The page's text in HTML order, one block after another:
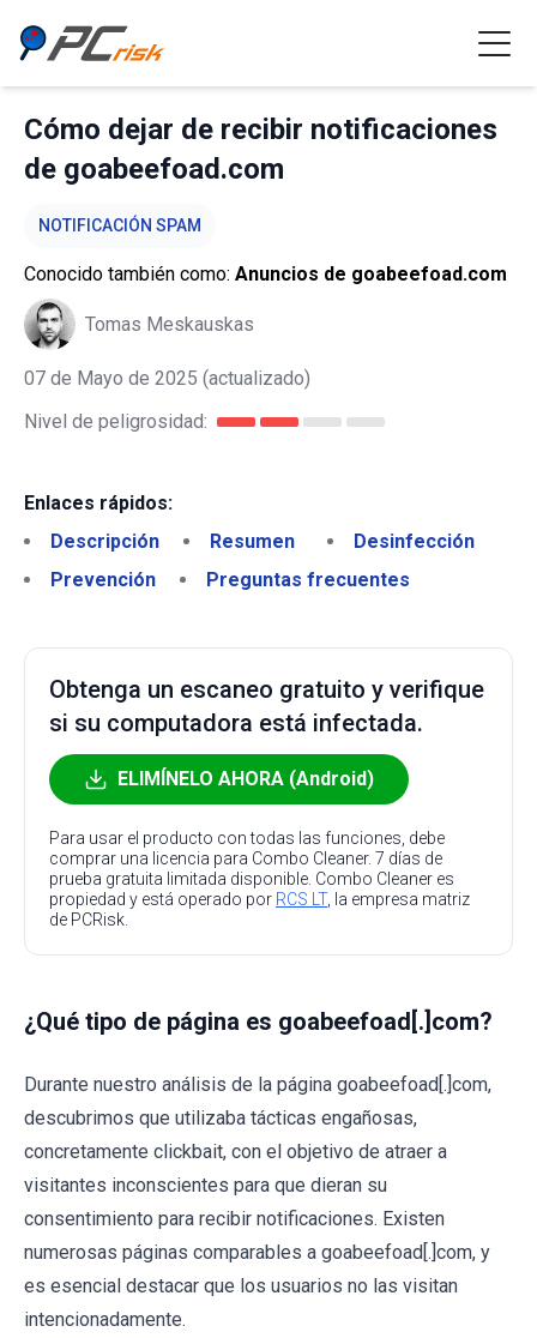
Cómo dejar de recibir notificaciones
de goabeefoad.com
NOTIFICACIÓN SPAM
Conocido también como: Anuncios de goabeefoad.com
Tomas Meskauskas
07 de Mayo de 2025 (actualizado)
Nivel de peligrosidad:
Enlaces rápidos:
Descripción
Resumen
Desinfección
Prevención
Preguntas frecuentes
Obtenga un escaneo gratuito y verifique
si su computadora está infectada.
ELIMÍNELO AHORA (Android)
Para usar el producto con todas las funciones, debe
comprar una licencia para Combo Cleaner. 7 días de
prueba gratuita limitada disponible. Combo Cleaner es
propiedad y está operado por RCS LT, la empresa matriz
de PCRisk.
¿Qué tipo de página es goabeefoad[.]com?
Durante nuestro análisis de la página goabeefoad[.]com,
descubrimos que utilizaba tácticas engañosas,
concretamente clickbait, con el objetivo de atraer a
visitantes inconscientes para que dieran su
consentimiento para recibir notificaciones. Existen
numerosas páginas comparables a goabeefoad[.]com, y
es esencial destacar que los usuarios no las visitan
intencionadamente.